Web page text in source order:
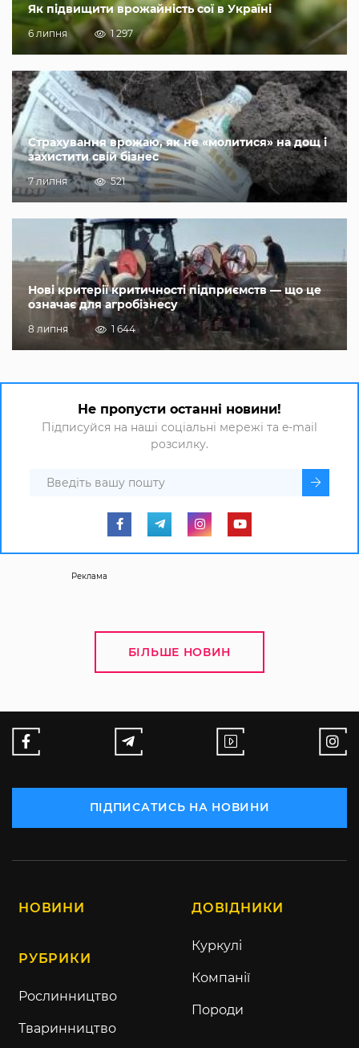
Як підвищити врожайність сої в Україні
6 липня 1 297
Страхування врожаю, як не «молитися» на дощ і
захистити свій бізнес
7 липня 521
Нові критерії критичності підприємств — що це
означає для агробізнесу
8 липня 1 644
Не пропусти останні новини!
Підписуйся на наші соціальні мережі та e-mail
розсилку.
Реклама
БІЛЬШЕ НОВИН
ПІДПИСАТИСЬ НА НОВИНИ
НОВИНИ
РУБРИКИ
Рослинництво
Тваринництво
ДОВІДНИКИ
Куркулі
Компанії
Породи